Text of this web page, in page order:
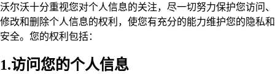
沃尔沃十分重视您对个人信息的关注，尽一切努力保护您访问、
修改和删除个人信息的权利，使您有充分的能力维护您的隐私和
安全。您的权利包括：
1.访问您的个人信息